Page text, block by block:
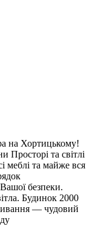
на Хортицькому!
Просторі та світлі
меблі та майже вся
безпеки.
Будинок 2000
— чудовий